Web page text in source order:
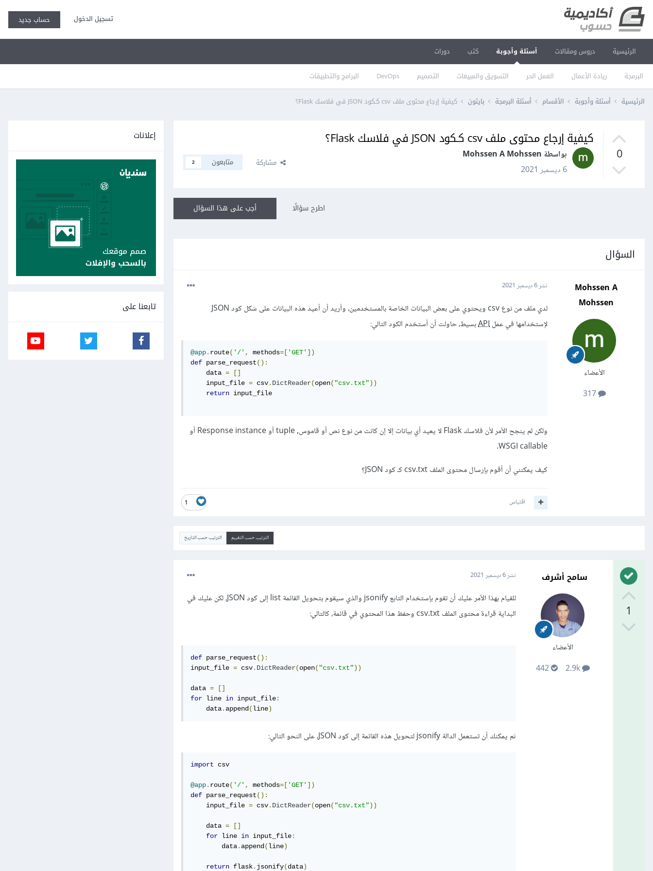
تسجيل الدخول حساب جديد
الرئيسية دروس ومقالات أسئلة وأجوبة
البرمجة ريادة الأعمال العمل الحر التسويق والمبيعات التصميم DevOps البرامج والتطبيقات
كتب دورات
الرئيسية أسئلة وأجوبة الأقسام أسئلة البرمجة بايثون كيفية إرجاع محتوى ملف csv كـكود JSON في فلاسك Flask؟
0
كيفية إرجاع محتوى ملف csv كـكود JSON في فلاسك Flask؟
بواسطة Mohssen A Mohssen
6 ديسمبر 2021
مشاركة متابعون 2
أجب على هذا السؤال اطرح سؤالًا
السؤال
Mohssen A
Mohssen
الأعضاء
317
نشر6 ديسمبر 2021
لدي ملف من نوع csv ويحتوي على بعض البيانات الخاصة بالمستخدمين، وأريد أن أعيد هذه البيانات على شكل كود JSON
لإستخدامها في عملAPIبسيط، حاولت أن أستخدم الكود التالي:
@app. route( '/' , methods=[ 'GET' ])
def parse_request():
    data
=
[]
    input_file
= csv. DictReader(open( "csv.txt"))
return input_file
ولكن لم ينجح الأمر لأن فلاسك Flask لا يعيد أي بيانات إلا إن كانت من نوع نص أو قاموس, tuple أو Response instance أو
WSGI callable.
كيف يمكنني أن أقوم بإرسال محتوى الملف csv.txt كـ كود JSON؟
1 اقتباس
الترتيب حسب التقييم الترتيب حسب التاريخ
1
سامح أشرف
الأعضاء
2.9k
442
نشر6 ديسمبر 2021
للقيام بهذا الأمر عليك أن تقوم بإستخدام التابع jsonify والذي سيقوم بتحويل القائمة list إلى كود JSON، لكن عليك في
البداية قراءة محتوى الملف csv.txt وحفظ هذا المحتوي في قائمة، كالتالي:
def parse_request():
input_file = csv. DictReader(open( "csv.txt"))
data =
[]
for line in input_file:
    data
. append (line)
ثم يمكنك أن تستعمل الدالة jsonify لتحويل هذه القائمة إلى كود JSON، على النحو التالي:
import csv
@app. route( '/' , methods=[ 'GET' ])
def parse_request():
    input_file
= csv. DictReader(open( "csv.txt"))
    data
=
[]
for line in input_file:
        data
. append (line)
return flask. jsonify(data)
إعلانات
تابعنا على